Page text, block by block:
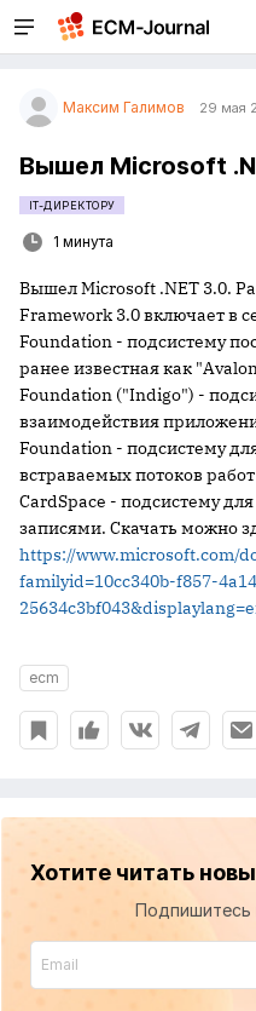
Максим Галимов 29 мая
Вышел Microsoft
IT-ДИРЕКТОРУ
1 минута
Вышел Microsoft .NET 3.0.
Framework 3.0 включает в
Foundation - подсистему
ранее известная как
Foundation ("Indigo") -
взаимодействия
Foundation - подсистему
встраваемых потоков
CardSpace - подсистему
записями. Скачать можно
https://www.microsoft.com/
familyid=10cc340b-f857-
ecm
Хотите читать
Подпишитесь